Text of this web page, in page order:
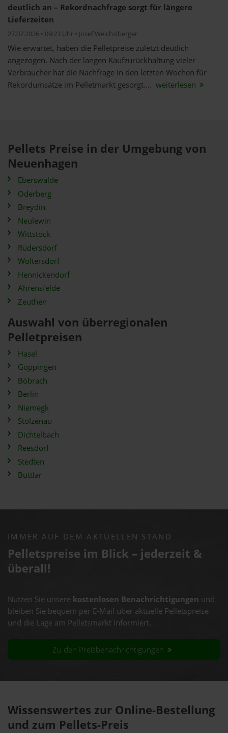
deutlich an – Rekordnachfrage sorgt für längere
Lieferzeiten
27.07.2026 • 09:23 Uhr • Josef Weichslberger
Wie erwartet, haben die Pelletpreise zuletzt deutlich
angezogen. Nach der langen Kaufzurückhaltung vieler
Verbraucher hat die Nachfrage in den letzten Wochen für
Rekordumsätze im Pelletmarkt gesorgt.... weiterlesen
Pellets Preise in der Umgebung von
Neuenhagen
Eberswalde
Oderberg
Breydin
Neulewin
Wittstock
Rüdersdorf
Woltersdorf
Hennickendorf
Ahrensfelde
Zeuthen
Auswahl von überregionalen
Pelletpreisen
Hasel
Göppingen
Böbrach
Berlin
Niemegk
Stolzenau
Dichtelbach
Reesdorf
Stedten
Buttlar
IMMER AUF DEM AKTUELLEN STAND
Pelletspreise im Blick – jederzeit &
überall!
Nutzen Sie unsere kostenlosen Benachrichtigungen und
bleiben Sie bequem per E-Mail über aktuelle Pelletspreise
und die Lage am Pelletsmarkt informiert.
Zu den Preisbenachrichtigungen
Wissenswertes zur Online-Bestellung
und zum Pellets-Preis